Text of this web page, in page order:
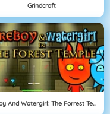
Grindcraft
Fireboy And Watergirl: The Forrest Temple